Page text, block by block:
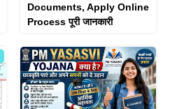
Documents, Apply Online
Process पूरी जानकारी